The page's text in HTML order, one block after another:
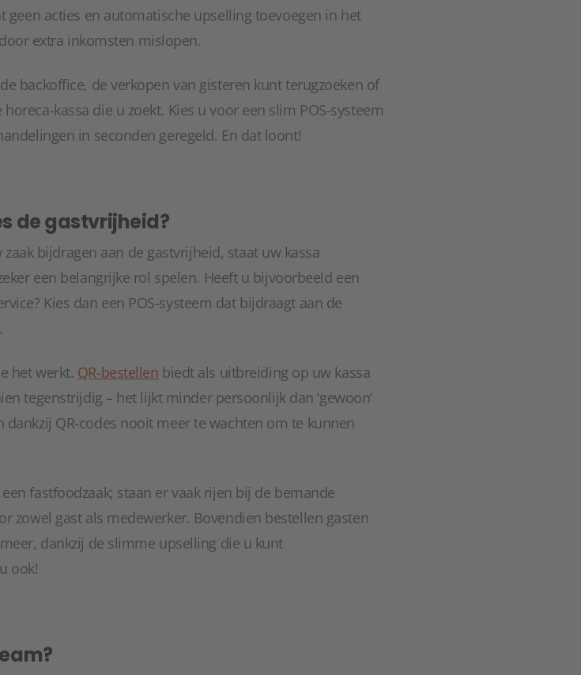
acties en automatische upselling toevoegen in het
extra inkomsten mislopen.
backoffice, de verkopen van gisteren kunt terugzoeken of
kassa die u zoekt. Kies u voor een slim POS-systeem
in seconden geregeld. En dat loont!
de gastvrijheid?
bijdragen aan de gastvrijheid, staat uw kassa
een belangrijke rol spelen. Heeft u bijvoorbeeld een
Kies dan een POS-systeem dat bijdraagt aan de
het werkt. QR-bestellen biedt als uitbreiding op uw kassa
tegenstrijdig – het lijkt minder persoonlijk dan ‘gewoon’
QR-codes nooit meer te wachten om te kunnen
fastfoodzaak; staan er vaak rijen bij de bemande
zowel gast als medewerker. Bovendien bestellen gasten
dankzij de slimme upselling die u kunt
ook!